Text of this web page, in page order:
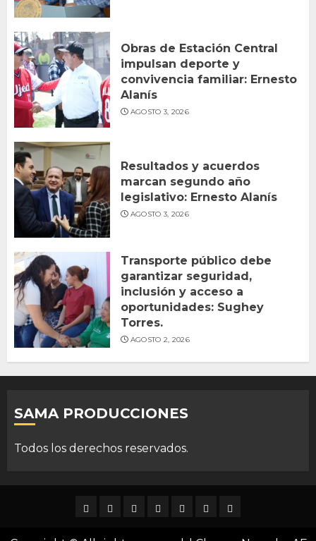
Obras de Estación Central
impulsan deporte y
convivencia familiar: Ernesto
Alanís
AGOSTO 3, 2026
Resultados y acuerdos
marcan segundo año
legislativo: Ernesto Alanís
AGOSTO 3, 2026
Transporte público debe
garantizar seguridad,
inclusión y acceso a
oportunidades: Sughey
Torres.
AGOSTO 2, 2026
SAMA PRODUCCIONES
Todos los derechos reservados.
DURANGO
NACIONAL
INTERNACIONAL
DEPORTES
ENTRETENIMIENTO
CIENCIAOPINION